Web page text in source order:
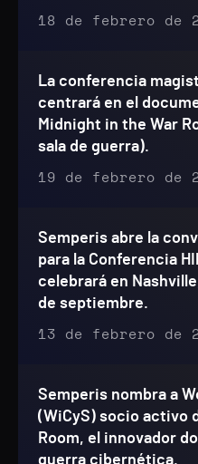
18 de febrero de
La conferencia
centrará en el
Midnight in the War
sala de guerra).
19 de febrero de
Semperis abre la
para la Conferencia
celebrará en
de septiembre.
13 de febrero de
Semperis nombra a
(WiCyS) socio activo
Room, el innovador
guerra cibernética.